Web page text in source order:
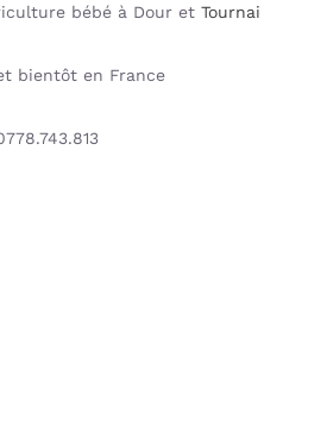
bébé à Dour et Tournai
bientôt en France